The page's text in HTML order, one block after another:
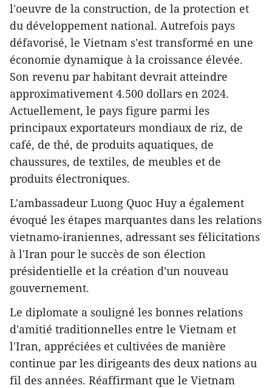
l'oeuvre de la construction, de la protection et
du développement national. Autrefois pays
défavorisé, le Vietnam s'est transformé en une
économie dynamique à la croissance élevée.
Son revenu par habitant devrait atteindre
approximativement 4.500 dollars en 2024.
Actuellement, le pays figure parmi les
principaux exportateurs mondiaux de riz, de
café, de thé, de produits aquatiques, de
chaussures, de textiles, de meubles et de
produits électroniques.
L'ambassadeur Luong Quoc Huy a également
évoqué les étapes marquantes dans les relations
vietnamo-iraniennes, adressant ses félicitations
à l'Iran pour le succès de son élection
présidentielle et la création d'un nouveau
gouvernement.
Le diplomate a souligné les bonnes relations
d'amitié traditionnelles entre le Vietnam et
l'Iran, appréciées et cultivées de manière
continue par les dirigeants des deux nations au
fil des années. Réaffirmant que le Vietnam